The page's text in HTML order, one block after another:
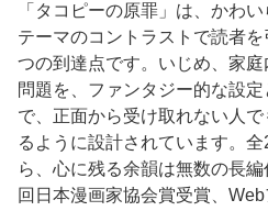
「タコピーの原罪」は、かわ
テーマのコントラストで読者
つの到達点です。いじめ、家
問題を、ファンタジー的な設
で、正面から受け取れない人
るように設計されています。
ら、心に残る余韻は無数の長
回日本漫画家協会賞受賞、